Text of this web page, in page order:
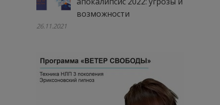
возможности
26.11.2021